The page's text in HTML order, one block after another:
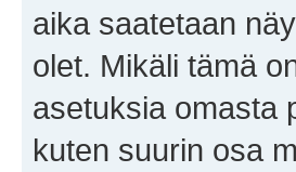
aika saatetaan
olet. Mikäli tämä
asetuksia omasta
kuten suurin osa